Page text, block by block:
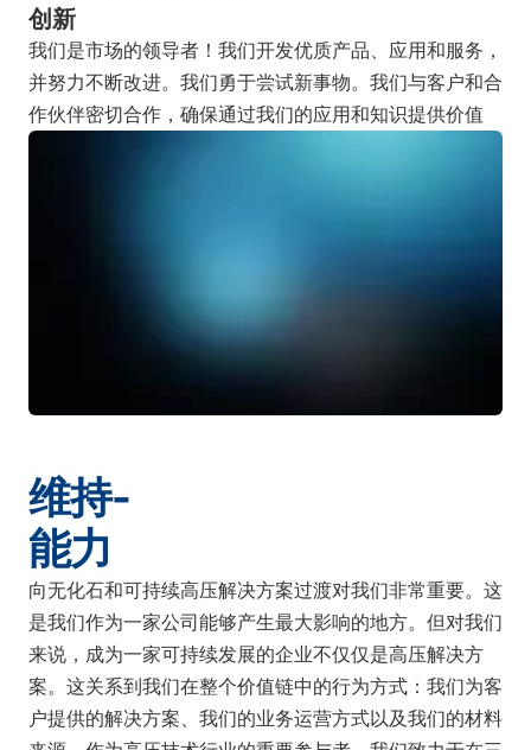
创新
我们是市场的领导者！我们开发优质产品、应用和服务，
并努力不断改进。我们勇于尝试新事物。我们与客户和合
作伙伴密切合作，确保通过我们的应用和知识提供价值
维持-
能力
向无化石和可持续高压解决方案过渡对我们非常重要。这
是我们作为一家公司能够产生最大影响的地方。但对我们
来说，成为一家可持续发展的企业不仅仅是高压解决方
案。这关系到我们在整个价值链中的行为方式：我们为客
户提供的解决方案、我们的业务运营方式以及我们的材料